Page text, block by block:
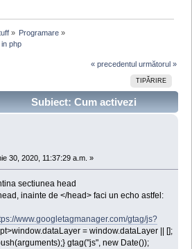
» Programare»
php
« precedentul următorul »
TIPĂRIRE
Subiect: Cum activezi
(Citit de 60970 ori)
30, 2020, 11:37:29 a.m. »
sectiunea head
inainte de </head> faci un echo astfel:
www.googletagmanager.com/gtag/js?
= window.dataLayer || [];
gtag("js", new Date());